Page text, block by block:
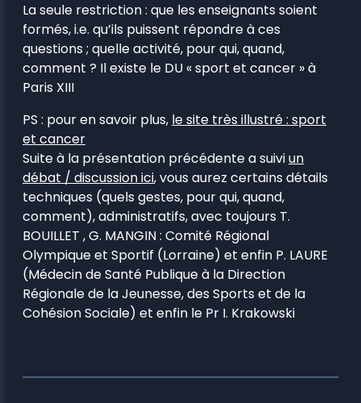
La seule restriction : que les enseignants soient
formés, i.e. qu’ils puissent répondre à ces
questions ; quelle activité, pour qui, quand,
comment ? Il existe le DU « sport et cancer » à
Paris XIII
PS : pour en savoir plus, le site très illustré : sport
et cancer
Suite à la présentation précédente a suiviun
débat / discussion ici, vous aurez certains détails
techniques (quels gestes, pour qui, quand,
comment), administratifs, avec toujours T.
BOUILLET , G. MANGIN : Comité Régional
Olympique et Sportif (Lorraine) et enfin P. LAURE
(Médecin de Santé Publique à la Direction
Régionale de la Jeunesse, des Sports et de la
Cohésion Sociale) et enfin le Pr I. Krakowski